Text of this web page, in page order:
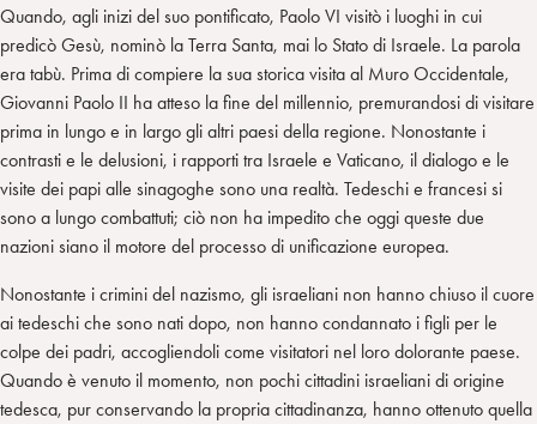
Quando, agli inizi del suo pontificato, Paolo VI visitò i luoghi in cui
predicò Gesù, nominò la Terra Santa, mai lo Stato di Israele. La parola
era tabù. Prima di compiere la sua storica visita al Muro Occidentale,
Giovanni Paolo II ha atteso la fine del millennio, premurandosi di visitare
prima in lungo e in largo gli altri paesi della regione. Nonostante i
contrasti e le delusioni, i rapporti tra Israele e Vaticano, il dialogo e le
visite dei papi alle sinagoghe sono una realtà. Tedeschi e francesi si
sono a lungo combattuti; ciò non ha impedito che oggi queste due
nazioni siano il motore del processo di unificazione europea.
Nonostante i crimini del nazismo, gli israeliani non hanno chiuso il cuore
ai tedeschi che sono nati dopo, non hanno condannato i figli per le
colpe dei padri, accogliendoli come visitatori nel loro dolorante paese.
Quando è venuto il momento, non pochi cittadini israeliani di origine
tedesca, pur conservando la propria cittadinanza, hanno ottenuto quella